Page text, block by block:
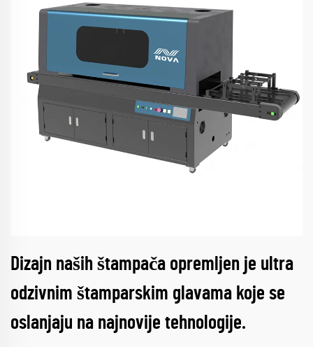
Dizajn naših štampača opremljen je ultra
odzivnim štamparskim glavama koje se
oslanjaju na najnovije tehnologije.